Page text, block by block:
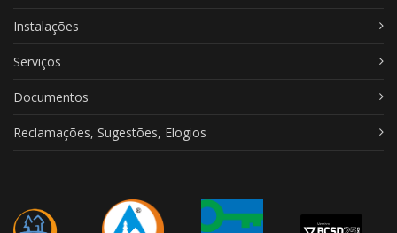
Instalações
Serviços
Documentos
Reclamações, Sugestões, Elogios